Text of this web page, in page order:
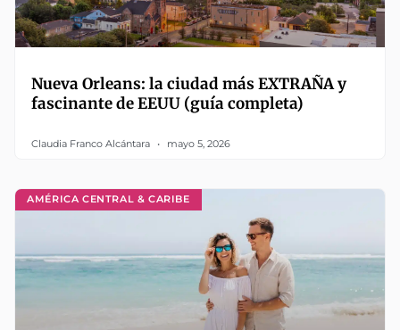
Nueva Orleans: la ciudad más EXTRAÑA y
fascinante de EEUU (guía completa)
Claudia Franco Alcántara mayo 5, 2026
AMÉRICA CENTRAL & CARIBE